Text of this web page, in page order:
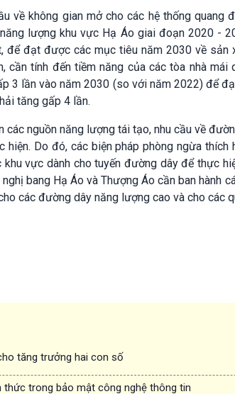
về không gian mở cho các hệ thống
lượng khu vực Hạ Áo giai đoạn 2020 -
để đạt được các mục tiêu năm 2030 về sản
cần tính đến tiềm năng của các tòa nhà mái
3 lần vào năm 2030 (so với năm 2022) để
tăng gấp 4 lần.
các nguồn năng lượng tái tạo, nhu cầu về
hiện. Do đó, các biện pháp phòng ngừa
vực dành cho tuyến đường dây để thực
bang Hạ Áo và Thượng Áo cần ban hành
các đường dây năng lượng cao và cho các
tăng trưởng hai con số
thức trong bảo mật công nghệ thông tin